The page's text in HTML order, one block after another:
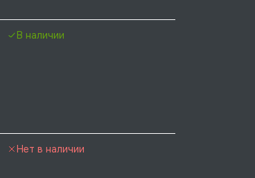
В наличии
Нет в наличии